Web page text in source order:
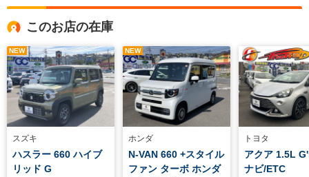
このお店の在庫
NEW
スズキ
ハスラー 660 ハイブ
リッド G
NEW
ホンダ
N-VAN 660 +スタイル
ファン ターボ ホンダ
トヨタ
アクア 1.5L
ナビ/ETC